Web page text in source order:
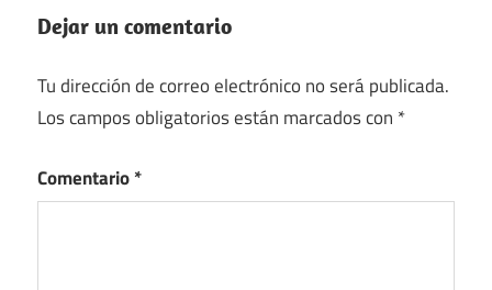
Dejar un comentario
Tu dirección de correo electrónico no será publicada.
Los campos obligatorios están marcados con *
Comentario*